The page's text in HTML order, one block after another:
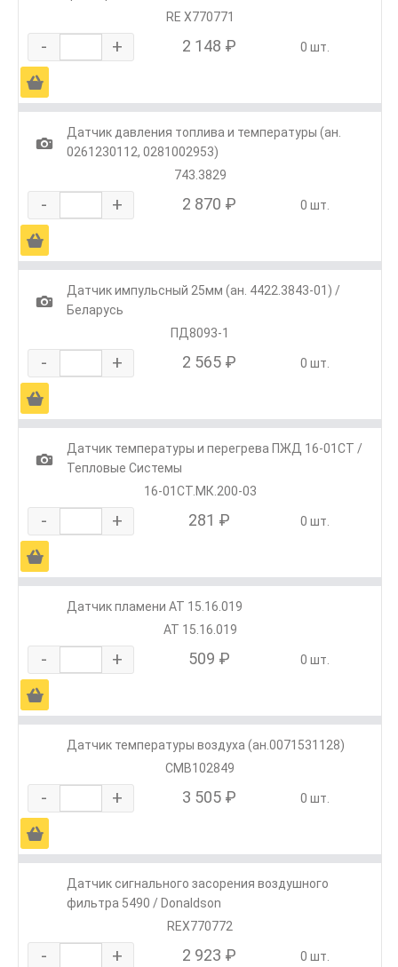
RE X770771
- + 2 148 ₽ 0 шт.
Ä
1
Датчик давления топлива и температуры (ан.
0261230112, 0281002953)
743.3829
- + 2 870 ₽ 0 шт.
Ä
1
Датчик импульсный 25мм (ан. 4422.3843-01) /
Беларусь
ПД8093-1
- + 2 565 ₽ 0 шт.
Ä
1
Датчик температуры и перегрева ПЖД 16-01СТ /
Тепловые Системы
16-01СТ.МК.200-03
- + 281 ₽ 0 шт.
Ä
Датчик пламени АТ 15.16.019
АТ 15.16.019
- + 509 ₽ 0 шт.
Ä
Датчик температуры воздуха (ан.0071531128)
CMB102849
- + 3 505 ₽ 0 шт.
Ä
Датчик сигнального засорения воздушного
фильтра 5490 / Donaldson
REX770772
- + 2 923 ₽ 0 шт.